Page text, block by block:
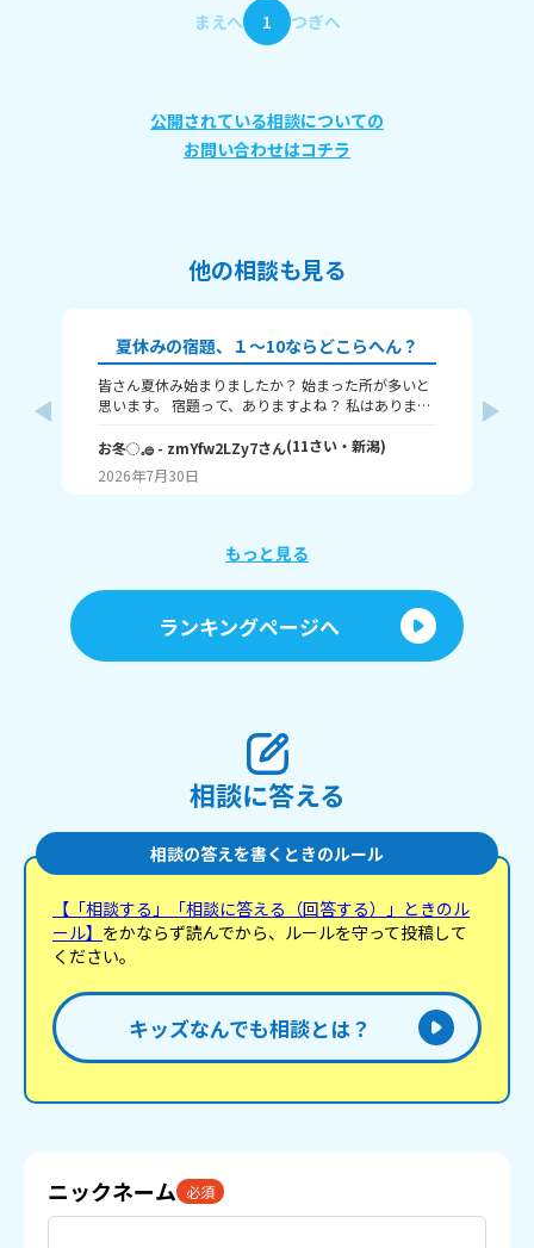
まえへ 1 つぎへ
公開されている相談についての
お問い合わせはコチラ
他の相談も見る
夏休みの宿題、１～10ならどこらへん？
皆さん夏休み始まりましたか？ 始まった所が多いと
思います。 宿題って、ありますよね？ 私はありま
か？ 1はまだ終わってないで、10は全部終わったと
いうことです！ 私は6です！ワークと習字と絵が残
ってるので！ みなさんも教えてください！ それじゃ
お冬◌𓈒𓐍- zmYfw2LZy7さん(11さい・ 新潟)
2026年7月30日
もっと見る
ランキングページへ
相談に答える
相談の答えを書くときのルール
【「相談する」「相談に答える（回答する）」ときのル
ール】 をかならず読んでから、ルールを守って投稿して
ください。
キッズなんでも相談とは？
ニックネーム 必須